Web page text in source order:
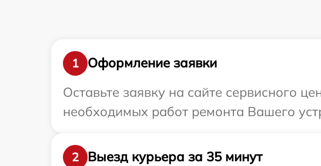
1
Оформление заявки
Оставьте заявку на сайте сервисного
необходимых работ ремонта Вашего
2
Выезд курьера за 35 минут